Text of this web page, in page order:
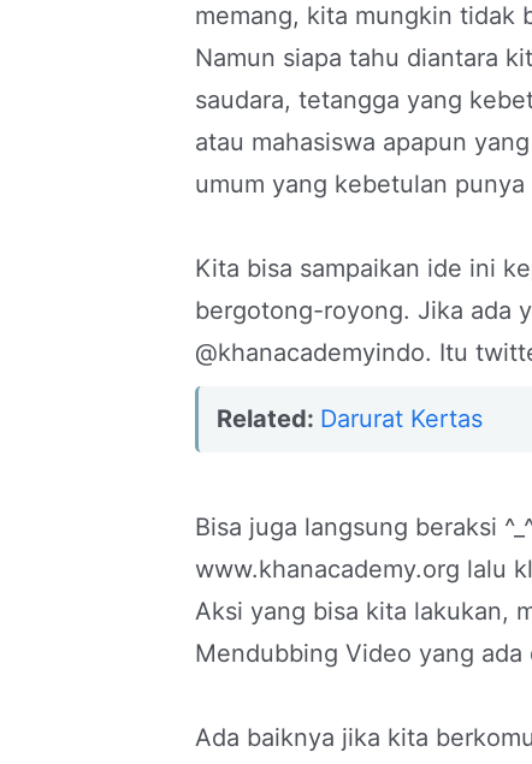
memang, kita mungkin tidak
Namun siapa tahu diantara
saudara, tetangga yang
atau mahasiswa apapun
umum yang kebetulan
Kita bisa sampaikan ide ini
bergotong-royong. Jika ada
@khanacademyindo. Itu
Related: Darurat Kertas
Bisa juga langsung beraksi
www.khanacademy.org lalu
Aksi yang bisa kita lakukan,
Mendubbing Video yang ada
Ada baiknya jika kita